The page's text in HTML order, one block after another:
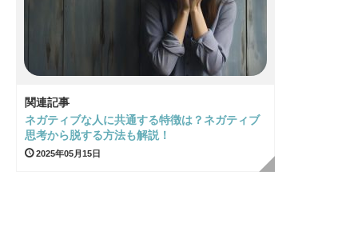
関連記事
ネガティブな人に共通する特徴は？ネガティブ
思考から脱する方法も解説！
2025年05月15日